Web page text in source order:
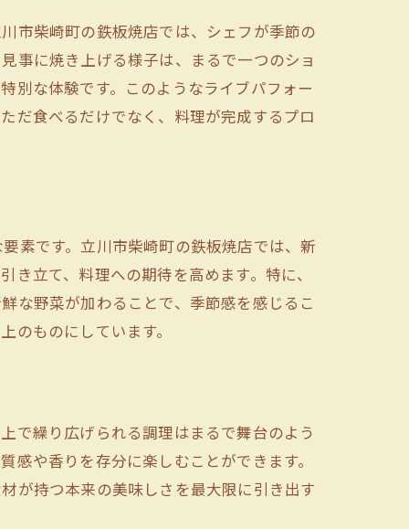
市柴崎町の鉄板焼店では、シェフが季節の
事に焼き上げる様子は、まるで一つのショ
別な体験です。このようなライブパフォー
だ食べるだけでなく、料理が完成するプロ
素です。立川市柴崎町の鉄板焼店では、新
立て、料理への期待を高めます。特に、
な野菜が加わることで、季節感を感じるこ
ものにしています。
で繰り広げられる調理はまるで舞台のよう
や香りを存分に楽しむことができます。
が持つ本来の美味しさを最大限に引き出す